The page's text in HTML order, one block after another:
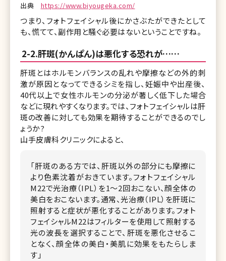
出典 https://www.biyougeka.com/
つまり、フォトフェイシャル後にかさぶたができたとして
も、慌てて、副作用と騒ぐ必要はないということですね。
2-2.肝斑(かんぱん)は悪化する恐れが……
肝斑とはホルモンバランスの乱れや摩擦などの外的刺
激が原因となってできるシミを指し、妊娠中や出産後、
40代以上で女性ホルモンの分泌が著しく低下した場合
などに現れやすくなります。では、フォトフェイシャルは肝
斑の改善に対しても効果を期待することができるのでし
ょうか?
山手皮膚科クリニックによると、
「肝斑のある方では、肝斑以外の部分にも摩擦に
より色素沈着がおきています。フォトフェイシャル
M22で光治療（IPL）を1～2回おこない、顔全体の
美白をおこないます。通常、光治療（IPL）を肝斑に
照射すると症状が悪化することがあります。フォト
フェイシャルM22はフィルターを使用して照射する
光の波長を選択することで、肝斑を悪化させるこ
となく、顔全体の美白・美肌に効果をもたらしま
す」